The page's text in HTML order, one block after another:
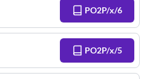
PO2P/x/6
PO2P/x/5